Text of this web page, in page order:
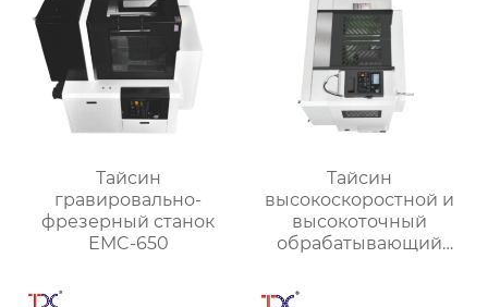
Тайсин
гравировально-
фрезерный станок
EMC-650
Тайсин
высокоскоростной и
высокоточный
обрабатывающий
деталей TX-V8